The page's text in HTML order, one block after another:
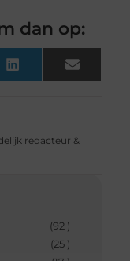
(92 )
(25 )
dan op:
LinkedIn Email
redacteur &